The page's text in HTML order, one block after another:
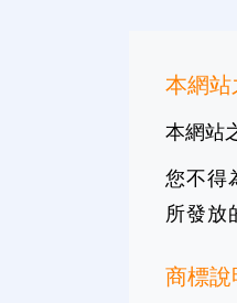
本網站
本網站
您不得
所發放
商標說